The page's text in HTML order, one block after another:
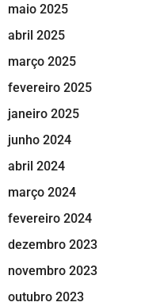
maio 2025
abril 2025
março 2025
fevereiro 2025
janeiro 2025
junho 2024
abril 2024
março 2024
fevereiro 2024
dezembro 2023
novembro 2023
outubro 2023